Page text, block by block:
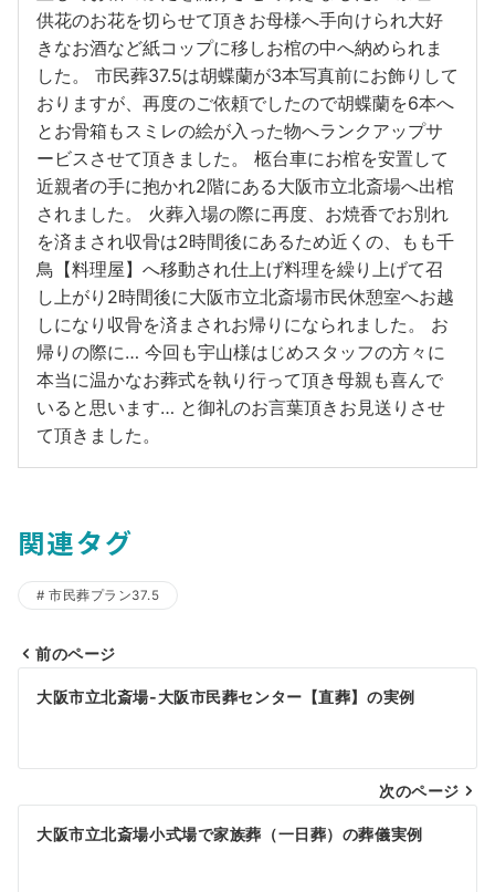
供花のお花を切らせて頂きお母様へ手向けられ大好
きなお酒など紙コップに移しお棺の中へ納められま
した。 市民葬37.5は胡蝶蘭が3本写真前にお飾りして
おりますが、再度のご依頼でしたので胡蝶蘭を6本へ
とお骨箱もスミレの絵が入った物へランクアップサ
ービスさせて頂きました。 柩台車にお棺を安置して
近親者の手に抱かれ2階にある大阪市立北斎場へ出棺
されました。 火葬入場の際に再度、お焼香でお別れ
を済まされ収骨は2時間後にあるため近くの、もも千
鳥【料理屋】へ移動され仕上げ料理を繰り上げて召
し上がり2時間後に大阪市立北斎場市民休憩室へお越
しになり収骨を済まされお帰りになられました。 お
帰りの際に… 今回も宇山様はじめスタッフの方々に
本当に温かなお葬式を執り行って頂き母親も喜んで
いると思います… と御礼のお言葉頂きお見送りさせ
て頂きました。
関連タグ
市民葬プラン37.5
投
ナ
ビ
ゲ
前のページ
大阪市立北斎場-大阪市民葬センター【直葬】の実例
次のページ
大阪市立北斎場小式場で家族葬（一日葬）の葬儀実例